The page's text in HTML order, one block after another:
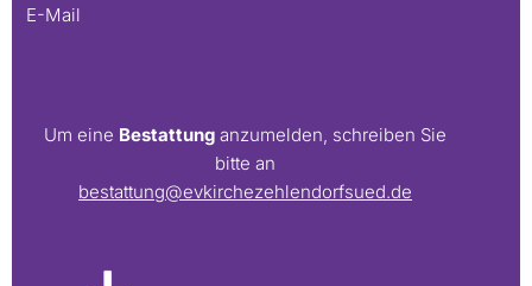
E-Mail
Um eine Bestattung anzumelden, schreiben Sie
bitte an
bestattung@evkirchezehlendorfsued.de